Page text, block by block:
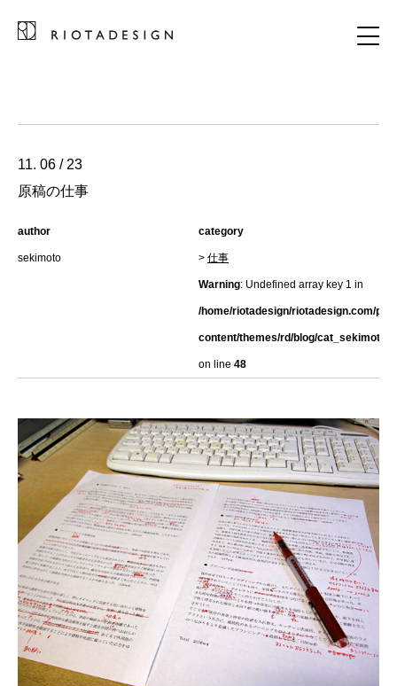
11. 06 / 23
原稿の仕事
author
sekimoto
category
> 仕事
Warning: Undefined array key 1 in
/home/riotadesign/riotadesign.com/
content/themes/rd/blog/
on line 48